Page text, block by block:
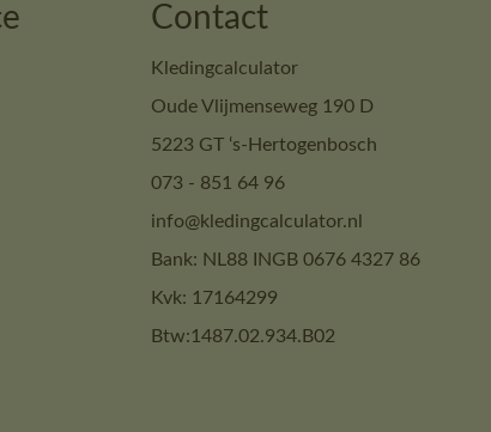
Contact
Kledingcalculator
Oude Vlijmenseweg 190 D
5223 GT ‘s-Hertogenbosch
073 - 851 64 96
info@kledingcalculator.nl
Bank: NL88 INGB 0676 4327 86
Kvk: 17164299
Btw:1487.02.934.B02